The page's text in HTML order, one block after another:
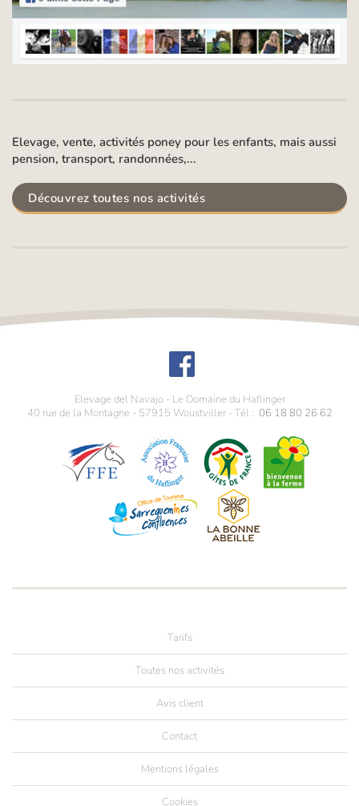
Elevage, vente, activités poney pour les enfants, mais aussi
pension, transport, randonnées,...
Découvrez toutes nos activités
Elevage del Navajo - Le Domaine du Haflinger
40 rue de la Montagne - 57915 Woustviller - Tél : 06 18 80 26 62
Tarifs
Toutes nos activités
Avis client
Contact
Mentions légales
Cookies